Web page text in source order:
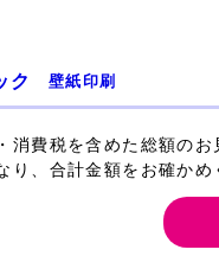
ク 壁紙印刷
消費税を含めた総額のお
り、合計金額をお確かめ